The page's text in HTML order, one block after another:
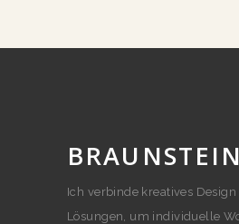
Ich verbinde kreatives
Lösungen, um individuelle